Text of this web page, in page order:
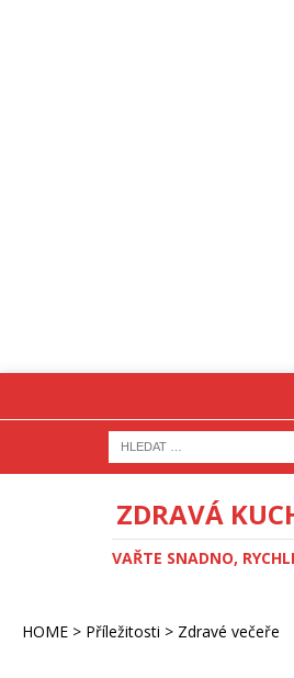
ZDRAVÁ
VAŘTE SNADNO,
HOME > Příležitosti > Zdravé večeře